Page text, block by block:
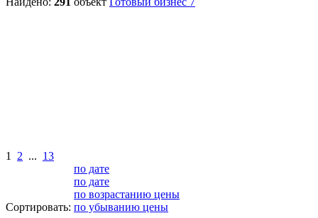
1 2 ... 13
Сортировать:
по дате
по дате
по возрастанию цены
по убыванию цены